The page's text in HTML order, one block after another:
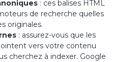
: ces balises HTML
de recherche quelles
originales.
: assurez-vous que les
vers votre contenu
cherchez à indexer. Google